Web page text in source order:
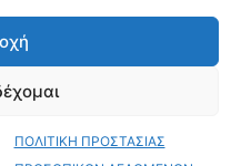
ΠΟΛΙΤΙΚΗ ΠΡΟΣΤΑΣΙΑΣ
• All Rights Reserved •